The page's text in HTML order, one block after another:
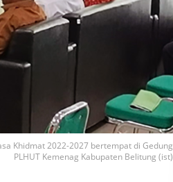
Khidmat 2022-2027 bertempat di Gedung
PLHUT Kemenag Kabupaten Belitung (ist)